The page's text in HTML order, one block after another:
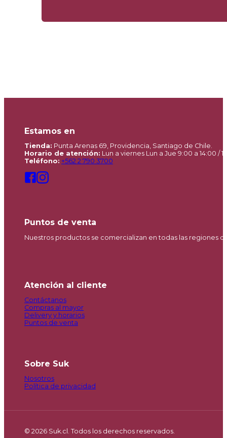
Estamos en
Tienda: Punta Arenas 69, Providencia, Santiago de Chile.
Horario de atención: Lun a viernes Lun a Jue 9:00 a 14:00 /
Teléfono: +562 2 790 3700
Puntos de venta
Nuestros productos se comercializan en todas las regiones
Atención al cliente
Contáctanos
Compras al mayor
Delivery y horarios
Puntos de venta
Sobre Suk
Nosotros
Política de privacidad
© 2026 Suk.cl. Todos los derechos reservados.